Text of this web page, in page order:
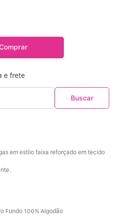
Comprar
em estilo faixa reforçado em tecido
Fundo 100% Algodão